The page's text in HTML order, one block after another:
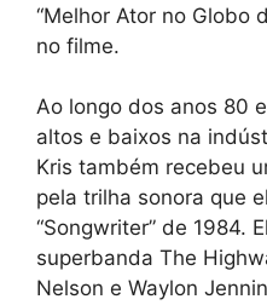
“Melhor Ator no Globo
no filme.
Ao longo dos anos 80
altos e baixos na
Kris também recebeu
pela trilha sonora que
“Songwriter” de 1984.
superbanda The
Nelson e Waylon